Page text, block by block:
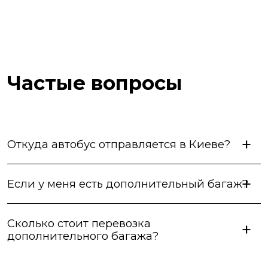
Частые вопросы
Откуда автобус отправляется в Киеве?
Если у меня есть дополнительный багаж?
Сколько стоит перевозка
дополнительного багажа?